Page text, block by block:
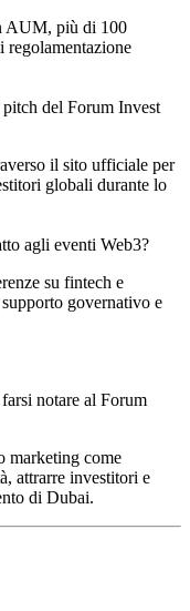
AUM, più di 100
regolamentazione
pitch del Forum Invest
il sito ufficiale per
globali durante lo
agli eventi Web3?
su fintech e
governativo e
notare al Forum
marketing come
attrarre investitori e
di Dubai.